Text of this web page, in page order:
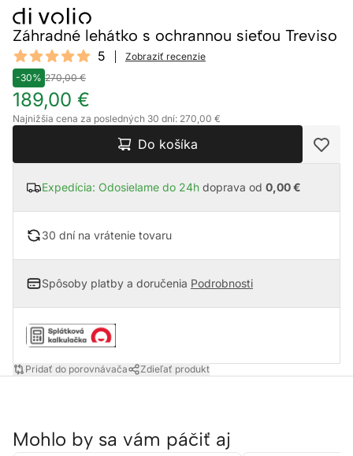
Záhradné lehátko s ochrannou sieťou Treviso
Reviews
5 out of 5 stars 5
Zobraziť recenzie
-30% 270,00 €
189,00 €
Najnižšia cena za posledných 30 dní: 270,00 €
Do košíka
Expedícia: Odosielame do 24h doprava od 0,00 €
30 dní na vrátenie tovaru
Spôsoby platby a doručenia Podrobnosti
Pridať do porovnávača Zdieľať produkt
Mohlo by sa vám páčiť aj